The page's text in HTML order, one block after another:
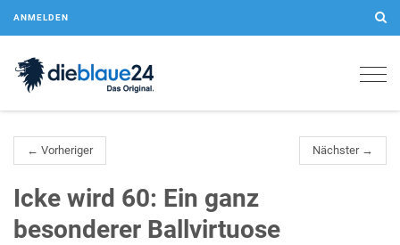
ANMELDEN
← Vorheriger Nächster →
Icke wird 60: Ein ganz
besonderer Ballvirtuose